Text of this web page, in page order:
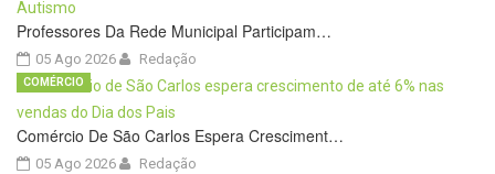
Professores Da Rede Municipal Participam…
05 Ago 2026 Redação
Comércio De São Carlos Espera Cresciment…
05 Ago 2026
COMÉRCIO
Redação